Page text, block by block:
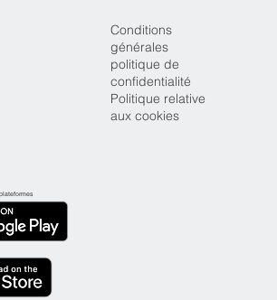
Conditions
générales
politique de
confidentialité
Politique relative
aux cookies